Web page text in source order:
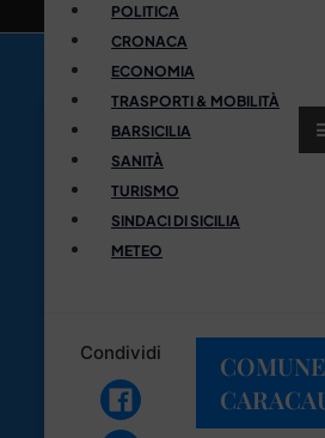
POLITICA
CRONACA
ECONOMIA
TRASPORTI & MOBILITÀ
BARSICILIA
SANITÀ
TURISMO
SINDACI DI SICILIA
METEO
Condividi